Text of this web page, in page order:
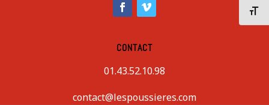
CONTACT
01.43.52.10.98
contact@lespoussieres.com